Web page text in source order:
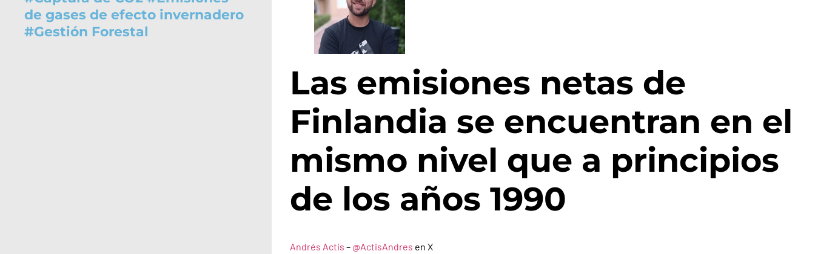
de gases de efecto invernadero
#Gestión Forestal
Las emisiones netas de
Finlandia se encuentran en el
mismo nivel que a principios
de los años 1990
Andrés Actis – @ActisAndres en X